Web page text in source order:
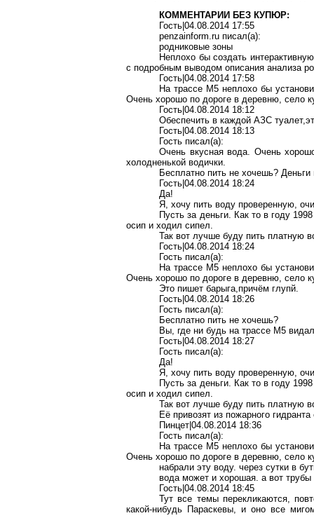
КОММЕНТАРИИ БЕЗ КУПЮР:
Гость|04.08.2014 17:55
penzainform.ru писал(a):
родниковые зоны
Неплохо бы создать
с подробным выводом описания анализа
Гость|04.08.2014 17:58
На трассе М5 неплохо бы
Очень хорошо по дороге в деревню, село
Гость|04.08.2014 18:12
Обеспечить в каждой АЗС
Гость|04.08.2014 18:13
Гость писал(a):
Очень вкусная вода. Очень
холодненькой водички.
Бесплатно пить не хочешь? Деньги
Гость|04.08.2014 18:24
Да!
Я, хочу пить воду проверенную,
Пусть за деньги. Как то в году
осип и ходил сипел.
Так вот лучше буду пить платную
Гость|04.08.2014 18:24
Гость писал(a):
На трассе М5 неплохо бы
Очень хорошо по дороге в деревню, село
Это пишет барыга,причём глупй.
Гость|04.08.2014 18:26
Гость писал(a):
Бесплатно пить не хочешь?
Вы, где ни будь на трассе М5
Гость|04.08.2014 18:27
Гость писал(a):
Да!
Я, хочу пить воду проверенную,
Пусть за деньги. Как то в году
осип и ходил сипел.
Так вот лучше буду пить платную
Её привозят из пожарного
Пинцет|04.08.2014 18:36
Гость писал(a):
На трассе М5 неплохо бы
Очень хорошо по дороге в деревню, село
набрали эту воду. через сутки в
вода может и хорошая. а вот трубы
Гость|04.08.2014 18:45
Тут все темы перекликаются,
какой-нибудь Параскевы, и оно все